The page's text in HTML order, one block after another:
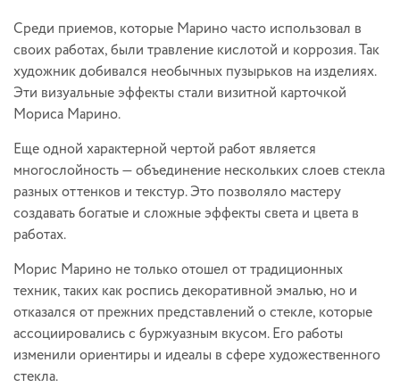
Среди приемов, которые Марино часто использовал в
своих работах, были травление кислотой и коррозия. Так
художник добивался необычных пузырьков на изделиях.
Эти визуальные эффекты стали визитной карточкой
Мориса Марино.
Еще одной характерной чертой работ является
многослойность — объединение нескольких слоев стекла
разных оттенков и текстур. Это позволяло мастеру
создавать богатые и сложные эффекты света и цвета в
работах.
Морис Марино не только отошел от традиционных
техник, таких как роспись декоративной эмалью, но и
отказался от прежних представлений о стекле, которые
ассоциировались с буржуазным вкусом. Его работы
изменили ориентиры и идеалы в сфере художественного
стекла.